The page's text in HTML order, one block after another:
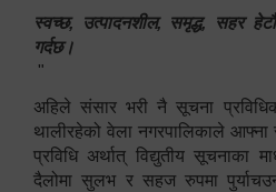
स्वच्छ, उत्पादनशील, समृद्ध, सहर
गर्दछ।
"
अहिले संसार भरी नै सूचना
थालीरहेको वेला नगरपालिकाले
प्रविधि अर्थात् विद्युतीय सूचनाका
दैलोमा सुलभ र सहज रुपमा